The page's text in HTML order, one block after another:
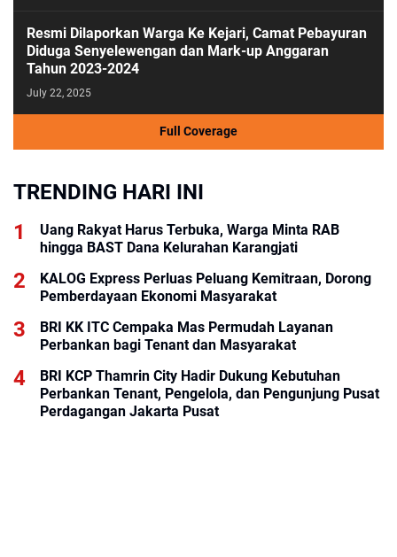
Resmi Dilaporkan Warga Ke Kejari, Camat Pebayuran
Diduga Senyelewengan dan Mark-up Anggaran
Tahun 2023-2024
July 22, 2025
Full Coverage
TRENDING HARI INI
Uang Rakyat Harus Terbuka, Warga Minta RAB
hingga BAST Dana Kelurahan Karangjati
KALOG Express Perluas Peluang Kemitraan, Dorong
Pemberdayaan Ekonomi Masyarakat
BRI KK ITC Cempaka Mas Permudah Layanan
Perbankan bagi Tenant dan Masyarakat
BRI KCP Thamrin City Hadir Dukung Kebutuhan
Perbankan Tenant, Pengelola, dan Pengunjung Pusat
Perdagangan Jakarta Pusat